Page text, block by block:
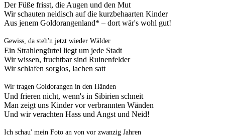
Der Füße frisst, die Augen und den Mut
Wir schauten neidisch auf die kurzbehaarten Kinder
Aus jenem Goldorangenland* – dort wär's wohl gut!
Gewiss, da steh'n jetzt wieder Wälder
Ein Strahlengürtel liegt um jede Stadt
Wir wissen, fruchtbar sind Ruinenfelder
Wir schlafen sorglos, lachen satt
Wir tragen Goldorangen in den Händen
Und frieren nicht, wenn's in Sibirien schneit
Man zeigt uns Kinder vor verbrannten Wänden
Und wir verachten Hass und Angst und Neid!
Ich schau' mein Foto an von vor zwanzig Jahren